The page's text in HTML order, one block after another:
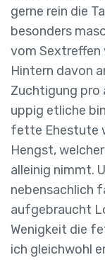
gerne rein die
besonders
vom Sextreffen
Hintern davon
Zuchtigung pro
uppig etliche
fette Ehestute
Hengst,
alleinig nimmt.
nebensachlich
aufgebraucht
Wenigkeit die
ich gleichwohl